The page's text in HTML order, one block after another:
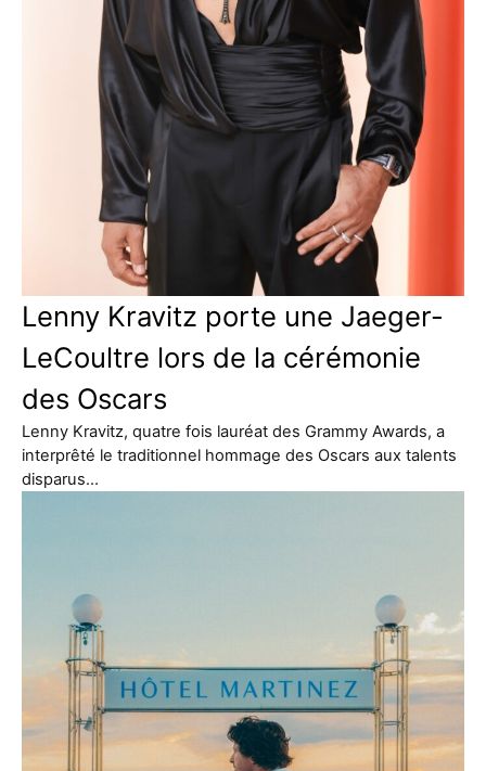
Lenny Kravitz porte une Jaeger-
LeCoultre lors de la cérémonie
des Oscars
Lenny Kravitz, quatre fois lauréat des Grammy Awards, a
interprêté le traditionnel hommage des Oscars aux talents
disparus…